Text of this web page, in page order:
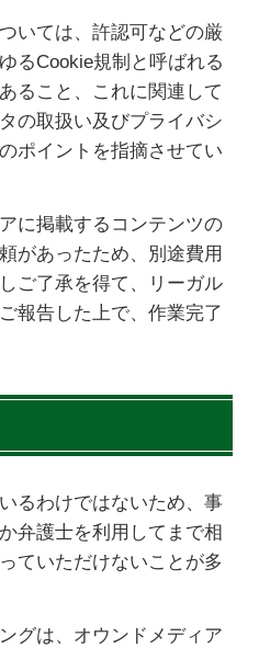
いては、許認可などの厳
るCookie規制と呼ばれる
ること、これに関連して
の取扱い及びプライバシ
ポイントを指摘させてい
に掲載するコンテンツの
があったため、別途費用
ご了承を得て、リーガル
報告した上で、作業完了
るわけではないため、事
弁護士を利用してまで相
ていただけないことが多
グは、オウンドメディア